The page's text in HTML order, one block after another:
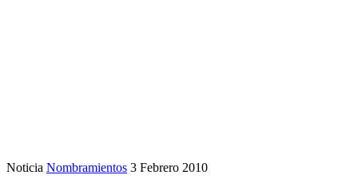
Noticia Nombramientos 3 Febrero 2010